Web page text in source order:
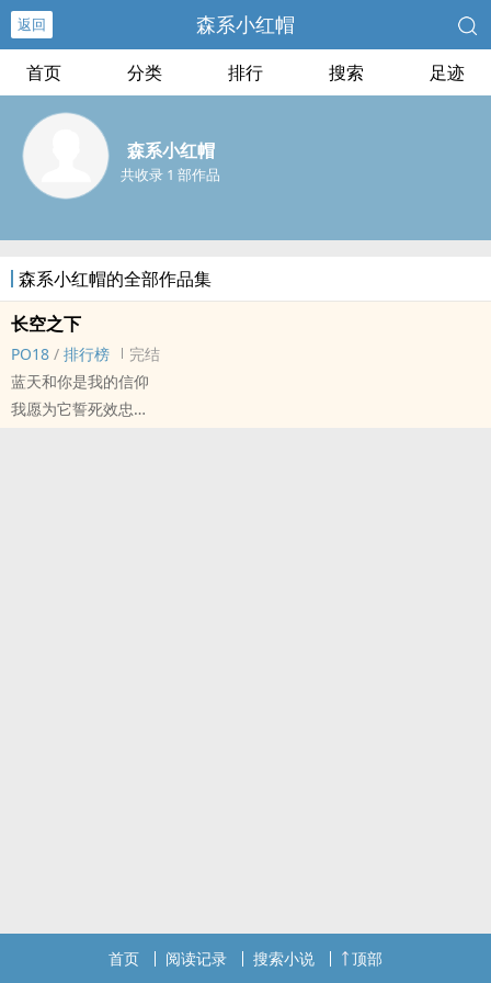
返回 森系小红帽
首页 分类 排行 搜索 足迹
森系小红帽
共收录 1 部作品
森系小红帽的全部作品集
长空之下
PO18 / 排行榜
完结
蓝天和你是我的信仰
我愿为它誓死效忠
首页 阅读记录 搜索小说 顶部